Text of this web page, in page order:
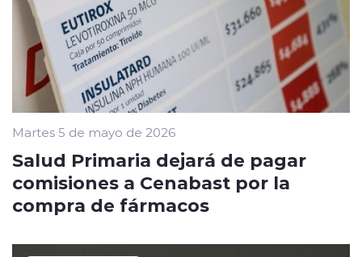
Martes 5 de mayo de 2026
Salud Primaria dejará de pagar
comisiones a Cenabast por la
compra de fármacos